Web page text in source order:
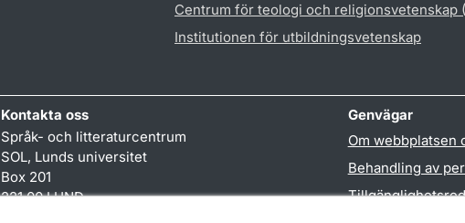
Centrum för teologi och religionsvetenskap
Institutionen för utbildningsvetenskap
Kontakta oss
Språk- och litteraturcentrum
SOL, Lunds universitet
Box 201
221 00 LUND
Genvägar
Om webbplatsen
Behandling av